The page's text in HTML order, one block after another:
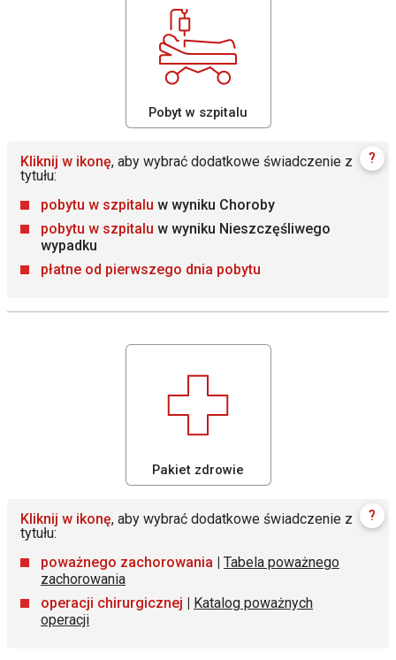
Pobyt w szpitalu
Kliknij w ikonę, aby wybrać dodatkowe świadczenie z
tytułu:
pobytu w szpitalu w wyniku Choroby
pobytu w szpitalu w wyniku Nieszczęśliwego
wypadku
płatne od pierwszego dnia pobytu
?
Pakiet zdrowie
Kliknij w ikonę, aby wybrać dodatkowe świadczenie z
tytułu:
poważnego zachorowania | Tabela poważnego
zachorowania
operacji chirurgicznej | Katalog poważnych
operacji
?